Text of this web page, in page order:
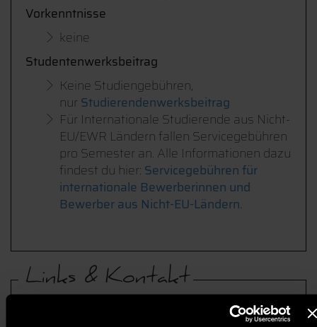
Vorkenntnisse
keine
Studentenwerksbeitrag
Keine Studiengebühren,
nur Studierendenwerksbeitrag
Für Internationale Studierende aus Nicht-
EU/EWR Ländern fallen Servicegebühren
pro Semester an. Alle Informationen dazu
findest du hier: Servicegebühren für
internationale Bewerberinnen und
Bewerber aus Nicht-EU-Ländern.
Links & Kontakt